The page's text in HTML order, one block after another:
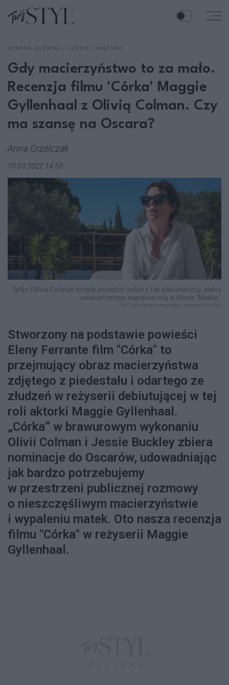
Gdy macierzyństwo to za mało.
Recenzja filmu 'Córka' Maggie
Gyllenhaal z Olivią Colman. Czy
ma szansę na Oscara?
Anna Grzelczak
10.03.2022 14:53
Stworzony na podstawie powieści
Eleny Ferrante film "Córka" to
przejmujący obraz macierzyństwa
zdjętego z piedestału i odartego ze
złudzeń w reżyserii debiutującej w tej
roli aktorki Maggie Gyllenhaal.
„Córka” w brawurowym wykonaniu
Olivii Colman i Jessie Buckley zbiera
nominacje do Oscarów, udowadniając
jak bardzo potrzebujemy
w przestrzeni publicznej rozmowy
o nieszczęśliwym macierzyństwie
i wypaleniu matek. Oto nasza recenzja
filmu "Córka" w reżyserii Maggie
Gyllenhaal.